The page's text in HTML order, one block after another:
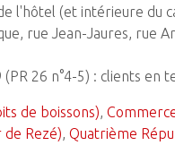
l'hôtel (et intérieure du
rue Jean-Jaures, rue
(PR 26 n°4-5) : clients
de boissons),
de Rezé), Quatrième